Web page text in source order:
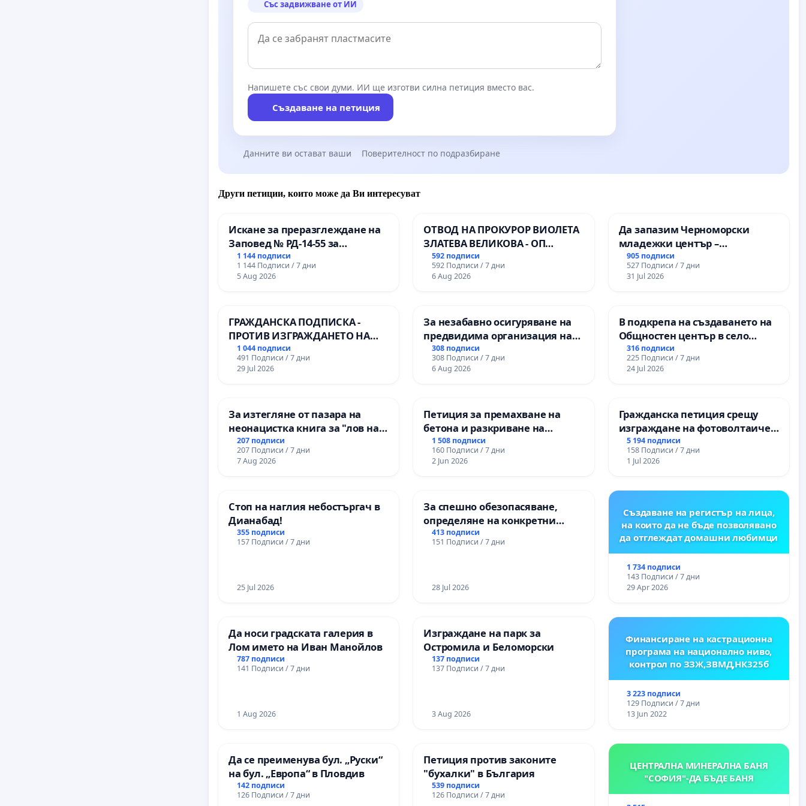
пиротехниката. Изстрелването на фойерверки е особено
опасно в близост до сгради и автомобили, тъй като има пряка
опасност да ги възпламени. В същото време горящите
предизвикат пожар в паркове и диви местности.
Със задвижване от ИИ
Напишете със свои думи. ИИ ще изготви силна петиция вместо вас.
Създаване на петиция
Данните ви остават ваши Поверителност по подразбиране
Други петиции, които може да Ви интересуват
Искане за преразглеждане на
Заповед № РД-14-55 за
вливането на
Професионалната гимназия по
промишлени технологии в
гр. Пазарджик
1 144 подписи
1 144 Подписи / 7 дни
5 Aug 2026
ОТВОД НА ПРОКУРОР ВИОЛЕТА
ЗЛАТЕВА ВЕЛИКОВА - ОП
ДОБРИЧ
592 подписи
592 Подписи / 7 дни
6 Aug 2026
Да запазим Черноморски
младежки център –
пространство за младите на
Варна
905 подписи
527 Подписи / 7 дни
31 Jul 2026
ГРАЖДАНСКА ПОДПИСКА -
ПРОТИВ ИЗГРАЖДАНЕТО НА
ВЪЖЕНА ЛИНИЯ (ЛИФТ) НА
ТЕРИТОРИЯТА НА ПРИРОДНА
ЗАБЕЛЕЖИТЕЛНОСТ „ХЪЛМ НА
1 044 подписи
491 Подписи / 7 дни
29 Jul 2026
За незабавно осигуряване на
предвидима организация на
учебния процес и гарантиране
на правото на равнопоставено
и качествено образование на
гимназия „
308 подписи
308 Подписи / 7 дни
6 Aug 2026
В подкрепа на създаването на
Общностен център в село
Църква
316 подписи
225 Подписи / 7 дни
24 Jul 2026
За изтегляне от пазара на
неонацистка книга за "лов на
педофили" с участието на деца
207 подписи
207 Подписи / 7 дни
7 Aug 2026
Петиция за премахване на
бетона и разкриване на
античното сърце на
Могиланската могила във
Враца
1 508 подписи
160 Подписи / 7 дни
2 Jun 2026
Гражданска петиция срещу
изграждане на фотоволтаичен
парк в с.Прибой, общ. Радомир
5 194 подписи
158 Подписи / 7 дни
1 Jul 2026
Стоп на наглия небостъргач в
Дианабад!
355 подписи
157 Подписи / 7 дни
25 Jul 2026
За спешно обезопасяване,
определяне на конкретни
срокове и извършване на
цялостна рехабилитация на
Ихтиман - с. Мирово - к.к.
413 подписи
151 Подписи / 7 дни
28 Jul 2026
Създаване на регистър на лица,
на които да не бъде позволявано
да отглеждат домашни любимци
1 734 подписи
143 Подписи / 7 дни
29 Apr 2026
Да носи градската галерия в
Лом името на Иван Манойлов
787 подписи
141 Подписи / 7 дни
1 Aug 2026
Изграждане на парк за
Остромила и Беломорски
137 подписи
137 Подписи / 7 дни
3 Aug 2026
Финансиране на кастрационна
програма на национално ниво,
контрол по ЗЗЖ,ЗВМД,НК325б
3 223 подписи
129 Подписи / 7 дни
13 Jun 2022
Да се преименува бул. „Руски“
на бул. „Европа“ в Пловдив
142 подписи
126 Подписи / 7 дни
Петиция против законите
"бухалки" в България
539 подписи
126 Подписи / 7 дни
ЦЕНТРАЛНА МИНЕРАЛНА БАНЯ
"СОФИЯ"-ДА БЪДЕ БАНЯ